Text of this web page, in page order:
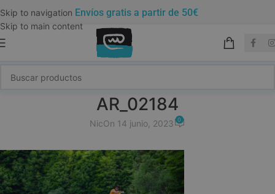
Skip to navigation
Skip to main content
Envíos gratis a partir de 50€
AR_02184
NicOn 14 junio, 2023 0